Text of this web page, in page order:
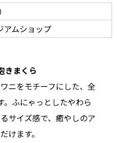
アムショップ
きまくら
ニをモチーフにした、全
ふにゃっとしたやわら
サイズ感で、癒やしのア
けます。